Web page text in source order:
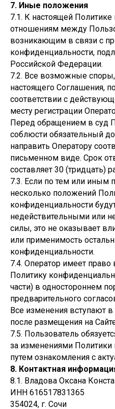
7. Иные положения
7.1. К настоящей
отношениям между
возникающим в связи с
конфиденциальности,
Российской Федерации.
7.2. Все возможные
настоящего Соглашения,
соответствии с
месту регистрации
Перед обращением в суд
соблюсти обязательный
направить Оператору
письменном виде. Срок
составляет 30 (тридцать)
7.3. Если по тем или иным
несколько положений
конфиденциальности
недействительными или
силы, это не оказывает
или применимость
конфиденциальности.
7.4. Оператор имеет
Политику
части) в одностороннем
предварительного
Все изменения вступают
после размещения на
7.5. Пользователь
за изменениями
путем ознакомления с
8. Контактная
8.1. Владова Оксана
ИНН 616517831365
354024, г. Сочи